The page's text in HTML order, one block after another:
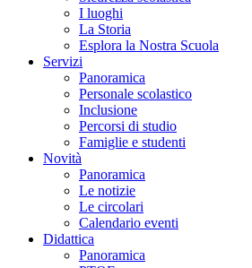
I luoghi
La Storia
Esplora la Nostra Scuola
Servizi
Panoramica
Personale scolastico
Inclusione
Percorsi di studio
Famiglie e studenti
Novità
Panoramica
Le notizie
Le circolari
Calendario eventi
Didattica
Panoramica